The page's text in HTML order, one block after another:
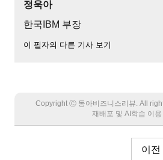
정욱아
한국IBM 부장
이 필자의 다른 기사 보기
Copyright Ⓒ 동아비즈니스리뷰. All
재배포 및 AI학습 이용
이전